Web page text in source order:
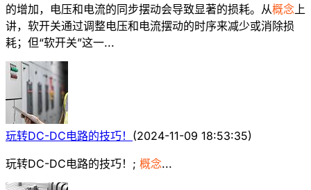
的增加，电压和电流的同步摆动会导致显著的损耗。从概念 上
讲，软开关通过调整电压和电流摆动的时序来减少或消除损
耗；但“软开关”这一...
玩转DC-DC电路的技巧！ (2024-11-09 18:53:35)
玩转DC-DC电路的技巧！; 概念...